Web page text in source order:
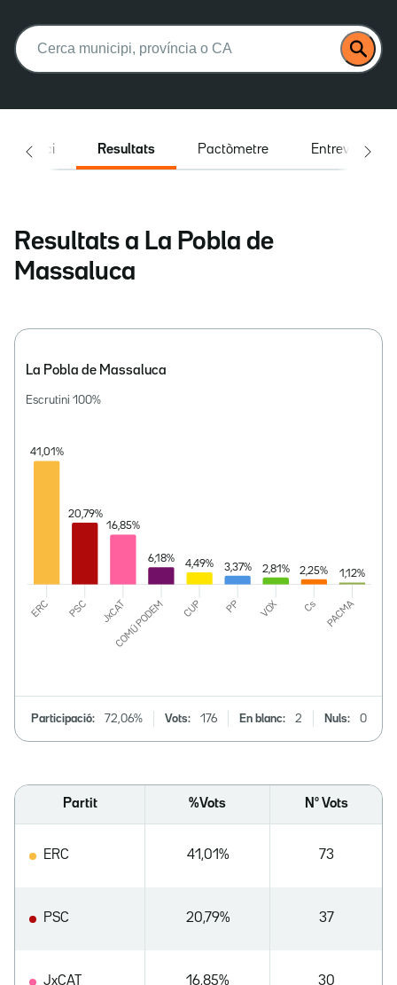
Buscar:
Inici Resultats Pactòmetre Entrevistes
Resultats a La Pobla de
Massaluca
La Pobla de Massaluca
Escrutini 100%
Participació: 72,06% Vots: 176 En blanc: 2 Nuls: 0
Partit %Vots Nº Vots
ERC 41,01% 73
PSC 20,79% 37
JxCAT 16,85% 30